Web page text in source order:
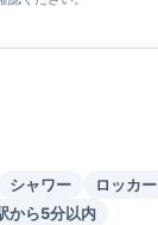
シャワー
ロッカー
から5分以内